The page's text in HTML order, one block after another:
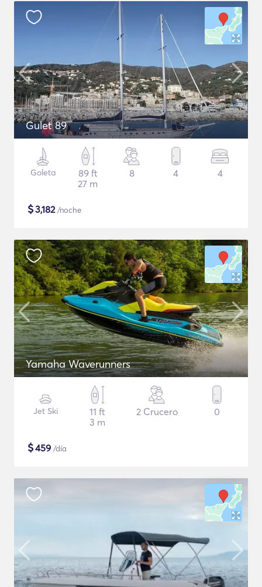
Gulet 89
Goleta
89 ft
27 m
8 4 4
$3,182/noche
Yamaha Waverunners
Jet Ski
11 ft
3 m
2 Crucero 0
$459 /día